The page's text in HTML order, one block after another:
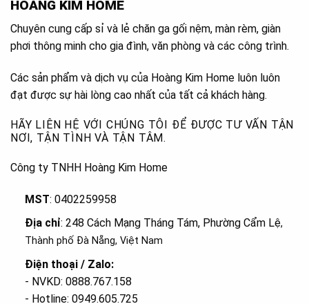
HOÀNG KIM HOME
Chuyên cung cấp sỉ và lẻ chăn ga gối nệm, màn rèm, giàn
phơi thông minh cho gia đình, văn phòng và các công trình.
Các sản phẩm và dịch vụ của Hoàng Kim Home luôn luôn
đạt được sự hài lòng cao nhất của tất cả khách hàng.
HÃY LIÊN HỆ VỚI CHÚNG TÔI ĐỂ ĐƯỢC TƯ VẤN TẬN
NƠI, TẬN TÌNH VÀ TẬN TÂM.
Công ty TNHH Hoàng Kim Home
MST: 0402259958
Địa chỉ: 248 Cách Mạng Tháng Tám, Phường Cẩm Lệ,
Thành phố Đà Nẵng, Việt Nam
Điện thoại / Zalo:
- NVKD: 0888.767.158
- Hotline: 0949.605.725